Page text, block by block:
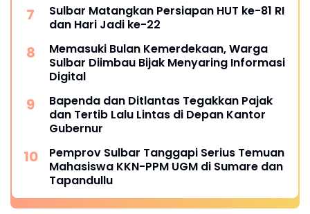
Sulbar Matangkan Persiapan HUT ke-81 RI
dan Hari Jadi ke-22
Memasuki Bulan Kemerdekaan, Warga
Sulbar Diimbau Bijak Menyaring Informasi
Digital
Bapenda dan Ditlantas Tegakkan Pajak
dan Tertib Lalu Lintas di Depan Kantor
Gubernur
Pemprov Sulbar Tanggapi Serius Temuan
Mahasiswa KKN-PPM UGM di Sumare dan
Tapandullu